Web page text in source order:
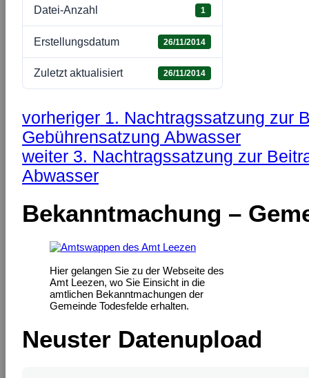
Datei-Anzahl 1
Erstellungsdatum 26/11/2014
Zuletzt aktualisiert 26/11/2014
vorheriger 1. Nachtragssatzung zur
Gebührensatzung Abwasser
weiter 3. Nachtragssatzung zur
Abwasser
Bekanntmachung –
Hier gelangen Sie zu der Webseite des
Amt Leezen, wo Sie Einsicht in die
amtlichen Bekanntmachungen der
Gemeinde Todesfelde erhalten.
Neuster Datenupload